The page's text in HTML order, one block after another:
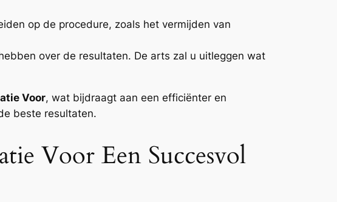
op de procedure, zoals het vermijden van
over de resultaten. De arts zal u uitleggen wat
Voor, wat bijdraagt aan een efficiënter en
beste resultaten.
Voor Een Succesvol